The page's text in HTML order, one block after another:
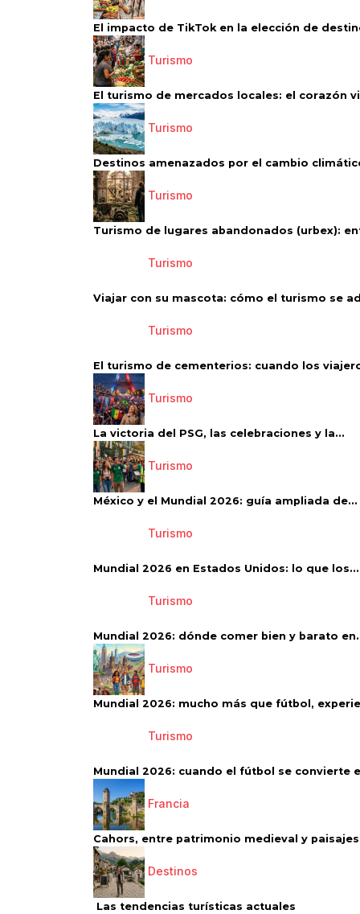
El impacto de TikTok en la elección de
Turismo
El turismo de mercados locales: el corazón
Turismo
Destinos amenazados por el cambio
Turismo
Turismo de lugares abandonados (urbex):
Turismo
Viajar con su mascota: cómo el turismo se
Turismo
El turismo de cementerios: cuando los
Turismo
La victoria del PSG, las celebraciones y la...
Turismo
México y el Mundial 2026: guía ampliada de...
Turismo
Mundial 2026 en Estados Unidos: lo que los...
Turismo
Mundial 2026: dónde comer bien y barato
Turismo
Mundial 2026: mucho más que fútbol,
Turismo
Mundial 2026: cuando el fútbol se convierte
Francia
Cahors, entre patrimonio medieval y paisajes
Destinos
Las tendencias turísticas actuales